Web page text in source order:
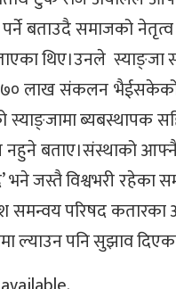
पर्ने बताउदै समाजको
थिए।उनले स्याङ्जा
७० लाख संकलन भैईसकेको
ब्यबस्थापक
नहुने बताए।संस्थाको
जस्तै विश्वभरी रहेका
समन्वय परिषद कतारका
ल्याउन पनि सुझाव